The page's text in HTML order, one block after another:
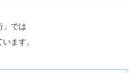
」では
ます。